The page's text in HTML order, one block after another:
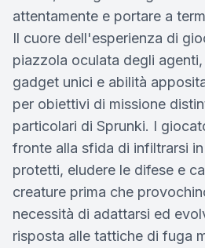
attentamente e portare a
Il cuore dell'esperienza di
piazzola oculata degli
gadget unici e abilità
per obiettivi di missione
particolari di Sprunki. I
fronte alla sfida di infiltrarsi
protetti, eludere le difese e
creature prima che
necessità di adattarsi ed
risposta alle tattiche di fuga